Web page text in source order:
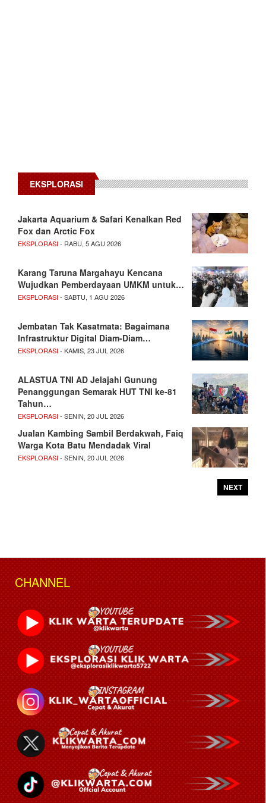
EKSPLORASI
Jakarta Aquarium & Safari Kenalkan Red
Fox dan Arctic Fox
EKSPLORASI- RABU, 5 AGU 2026
Karang Taruna Margahayu Kencana
Wujudkan Pemberdayaan UMKM untuk…
EKSPLORASI- SABTU, 1 AGU 2026
Jembatan Tak Kasatmata: Bagaimana
Infrastruktur Digital Diam-Diam…
EKSPLORASI- KAMIS, 23 JUL 2026
ALASTUA TNI AD Jelajahi Gunung
Penanggungan Semarak HUT TNI ke-81
Tahun…
EKSPLORASI- SENIN, 20 JUL 2026
Jualan Kambing Sambil Berdakwah, Faiq
Warga Kota Batu Mendadak Viral
EKSPLORASI- SENIN, 20 JUL 2026
NEXT
CHANNEL